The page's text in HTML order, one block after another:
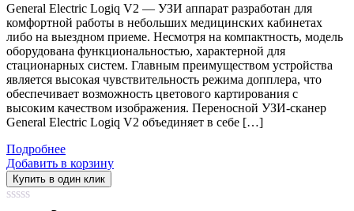
General Electric Logiq V2 — УЗИ аппарат разработан для
комфортной работы в небольших медицинских кабинетах
либо на выездном приеме. Несмотря на компактность, модель
оборудована функциональностью, характерной для
стационарных систем. Главным преимуществом устройства
является высокая чувствительность режима допплера, что
обеспечивает возможность цветового картирования с
высоким качеством изображения. Переносной УЗИ-сканер
General Electric Logiq V2 объединяет в себе […]
Подробнее
Добавить в корзину
Купить в один клик